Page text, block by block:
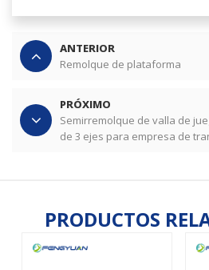
ANTERIOR
Remolque de plataforma
PRÓXIMO
Semirremolque de valla de
de 3 ejes para empresa de
PRODUCTOS